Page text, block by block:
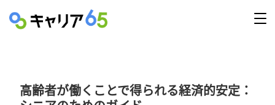
高齢者が働くことで得られる経済的安定：